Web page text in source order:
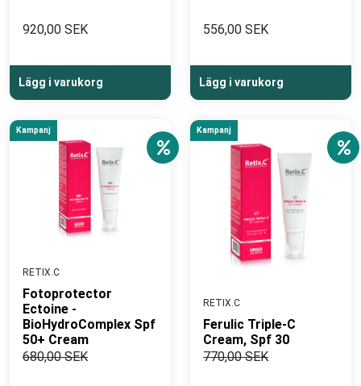
920,00 SEK
Lägg i varukorg
556,00 SEK
Lägg i varukorg
Kampanj
RETIX.C
Fotoprotector
Ectoine -
BioHydroComplex Spf
50+ Cream
680,00 SEK
Kampanj
RETIX.C
Ferulic Triple-C
Cream, Spf 30
770,00 SEK